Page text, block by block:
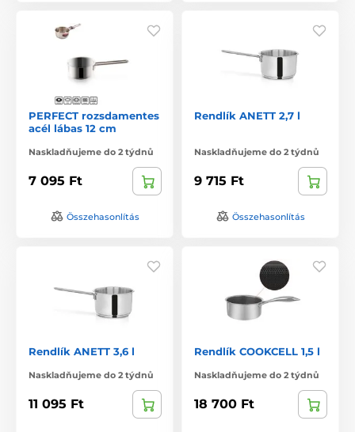
PERFECT rozsdamentes
acél lábas 12 cm
Naskladňujeme do 2 týdnů
7 095 Ft
Összehasonlítás
Rendlík ANETT 2,7 l
Naskladňujeme do 2 týdnů
9 715 Ft
Összehasonlítás
Rendlík ANETT 3,6 l
Naskladňujeme do 2 týdnů
11 095 Ft
Rendlík COOKCELL 1,5 l
Naskladňujeme do 2 týdnů
18 700 Ft